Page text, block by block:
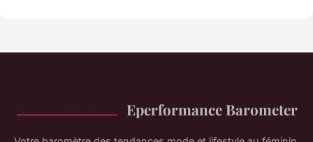
Eperformance Barometer